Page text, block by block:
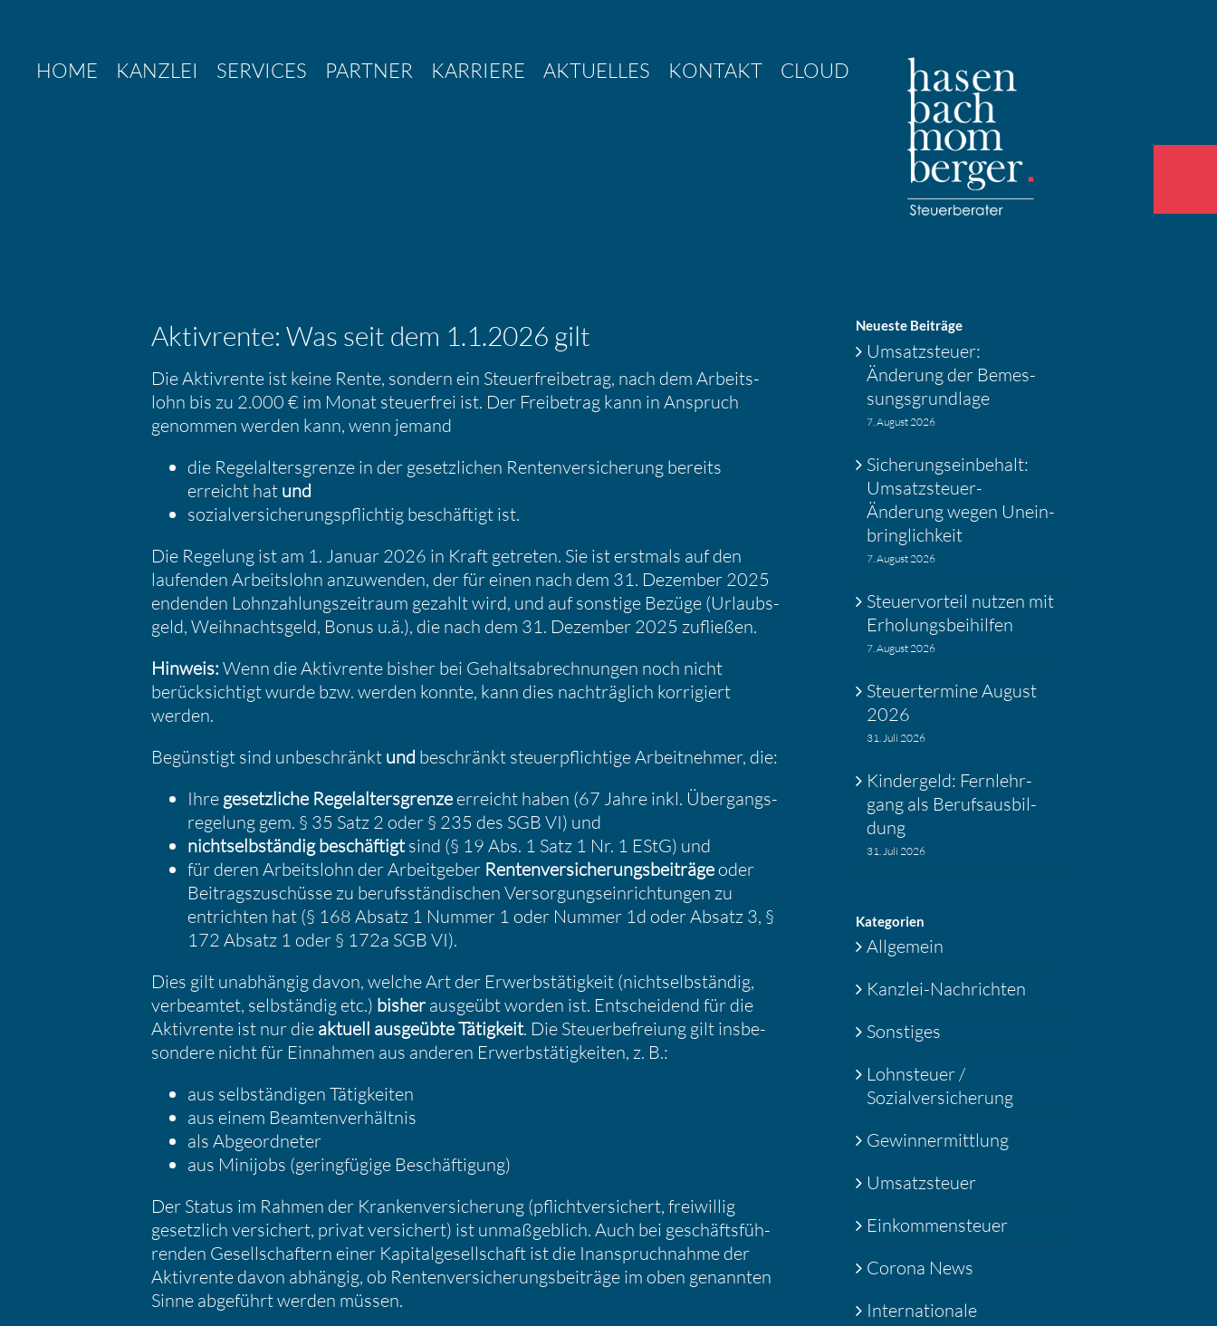
springenHOME KANZLEI SERVICES PARTNER KARRIERE AKTUELLES KONTAKT CLOUD
Aktiv­rente: Was seit dem 1.1.2026 gilt
Die Aktiv­rente ist keine Rente, sondern ein Steuer­frei­be­trag, nach dem Arbeits­
lohn bis zu 2.000 € im Monat steuer­frei ist. Der Freibe­trag kann in Anspruch
genommen werden kann, wenn jemand
die Regel­al­ters­grenze in der gesetz­li­chen Renten­ver­si­che­rung bereits
erreicht hat und
sozial­ver­si­che­rungs­pflichtig beschäf­tigt ist.
Die Regelung ist am 1. Januar 2026 in Kraft getreten. Sie ist erstmals auf den
laufenden Arbeits­lohn anzuwenden, der für einen nach dem 31. Dezember 2025
endenden Lohnzah­lungs­zeit­raum gezahlt wird, und auf sonstige Bezüge (Urlaubs­
geld, Weihnachts­geld, Bonus u.ä.), die nach dem 31. Dezember 2025 zufließen.
Hinweis: Wenn die Aktiv­rente bisher bei Gehalts­ab­rech­nungen noch nicht
berück­sich­tigt wurde bzw. werden konnte, kann dies nachträg­lich korri­giert
werden.
Begüns­tigt sind unbeschränkt und beschränkt steuer­pflich­tige Arbeit­nehmer, die:
Ihre gesetz­liche Regel­al­ters­grenzeerreicht haben (67 Jahre inkl. Übergangs­
re­ge­lung gem. § 35 Satz 2 oder § 235 des SGB VI) und
nicht­selb­ständig beschäf­tigtsind (§ 19 Abs. 1 Satz 1 Nr. 1 EStG) und
für deren Arbeits­lohn der Arbeit­geber Renten­ver­si­che­rungs­bei­träge oder
Beitrags­zu­schüsse zu berufs­stän­di­schen Versor­gungs­ein­rich­tungen zu
entrichten hat (§ 168 Absatz 1 Nummer 1 oder Nummer 1d oder Absatz 3, §
172 Absatz 1 oder § 172a SGB VI).
Dies gilt unabhängig davon, welche Art der Erwerbs­tä­tig­keit (nicht­selb­ständig,
verbe­amtet, selbständig etc.) bisher ausgeübt worden ist. Entschei­dend für die
Aktiv­rente ist nur die aktuell ausge­übte Tätig­keit. Die Steuer­be­freiung gilt insbe­
son­dere nicht für Einnahmen aus anderen Erwerbs­tä­tig­keiten, z. B.:
aus selbstän­digen Tätig­keiten
aus einem Beamten­ver­hältnis
als Abgeord­neter
aus Minijobs (gering­fü­gige Beschäf­ti­gung)
Der Status im Rahmen der Kranken­ver­si­che­rung (pflicht­ver­si­chert, freiwillig
gesetz­lich versi­chert, privat versi­chert) ist unmaß­geb­lich. Auch bei geschäfts­füh­
renden Gesell­schaf­tern einer Kapital­ge­sell­schaft ist die Inanspruch­nahme der
Aktiv­rente davon abhängig, ob Renten­ver­si­che­rungs­bei­träge im oben genannten
Sinne abgeführt werden müssen.
Neueste Beiträge
Umsatz­steuer:
Änderung der Bemes­
sungs­grund­lage
7. August 2026
Siche­rungs­ein­be­halt:
Umsatz­steuer-
Änderung wegen Unein­
bring­lich­keit
7. August 2026
Steuer­vor­teil nutzen mit
Erholungs­bei­hilfen
7. August 2026
Steuer­ter­mine August
2026
31. Juli 2026
Kinder­geld: Fernlehr­
gang als Berufs­aus­bil­
dung
31. Juli 2026
Katego­rien
Allgemein
Kanzlei-Nachrichten
Sonstiges
Lohnsteuer /
Sozialversicherung
Gewinnermittlung
Umsatzsteuer
Einkommensteuer
Corona News
Internationale